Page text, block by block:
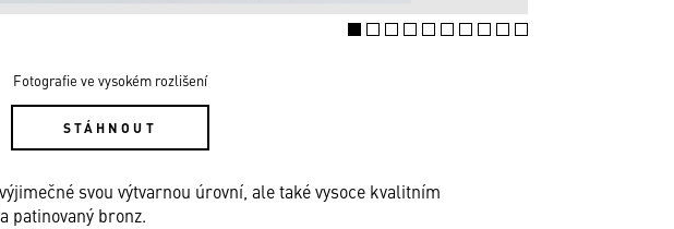
Fotografie ve vysokém rozlišení
STÁHNOUT
svou výtvarnou úrovní, ale také vysoce kvalitním
patinovaný bronz.